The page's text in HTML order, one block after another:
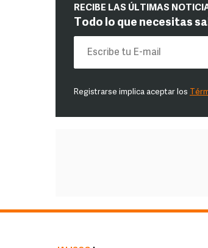
RECIBE LAS ÚLTIMAS
Todo lo que necesitas
Registrarse implica aceptar los